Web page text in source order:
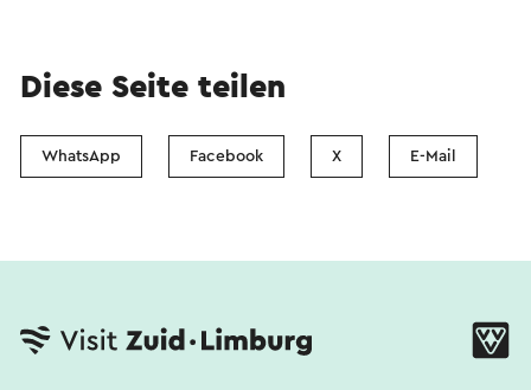
Diese Seite teilen
WhatsApp Facebook X E-Mail